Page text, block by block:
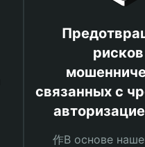
связанных с
作В основе